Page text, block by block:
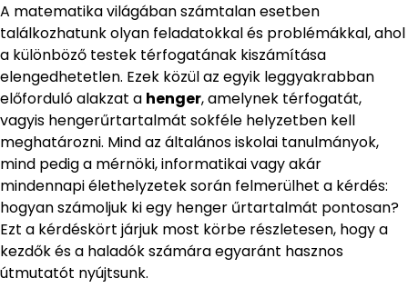
A matematika világában számtalan esetben
találkozhatunk olyan feladatokkal és problémákkal, ahol
a különböző testek térfogatának kiszámítása
elengedhetetlen. Ezek közül az egyik leggyakrabban
előforduló alakzat a henger, amelynek térfogatát,
vagyis hengerűrtartalmát sokféle helyzetben kell
meghatározni. Mind az általános iskolai tanulmányok,
mind pedig a mérnöki, informatikai vagy akár
mindennapi élethelyzetek során felmerülhet a kérdés:
hogyan számoljuk ki egy henger űrtartalmát pontosan?
Ezt a kérdéskört járjuk most körbe részletesen, hogy a
kezdők és a haladók számára egyaránt hasznos
útmutatót nyújtsunk.